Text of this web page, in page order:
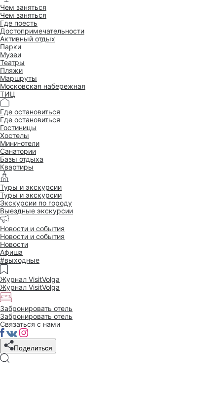
Чем заняться
Чем заняться
Где поесть
Достопримеча­тельности
Активный отдых
Парки
Музеи
Театры
Пляжи
Маршруты
Московская набережная
ТИЦ
Где остановиться
Где остановиться
Гостиницы
Хостелы
Мини-отели
Санатории
Базы отдыха
Квартиры
Туры и экскурсии
Туры и экскурсии
Экскурсии по городу
Выездные экскурсии
Новости и события
Новости и события
Новости
Афиша
#выходные
Журнал VisitVolga
Журнал VisitVolga
Забронировать отель
Забронировать отель
Связаться с нами
Поделиться